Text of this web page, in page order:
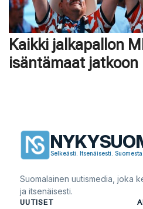
Kaikki jalkapallon
isäntämaat jatkoon
Selkeästi. Itsenäisesti. Suomesta.
Suomalainen uutismedia, joka
ja itsenäisesti.
UUTISET